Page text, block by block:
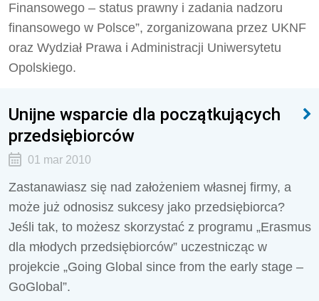
Finansowego – status prawny i zadania nadzoru
finansowego w Polsce”, zorganizowana przez UKNF
oraz Wydział Prawa i Administracji Uniwersytetu
Opolskiego.
Unijne wsparcie dla początkujących
przedsiębiorców
01 mar 2010
Zastanawiasz się nad założeniem własnej firmy, a
może już odnosisz sukcesy jako przedsiębiorca?
Jeśli tak, to możesz skorzystać z programu „Erasmus
dla młodych przedsiębiorców” uczestnicząc w
projekcie „Going Global since from the early stage –
GoGlobal”.